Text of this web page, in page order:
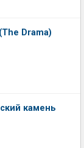
Drama)
камень